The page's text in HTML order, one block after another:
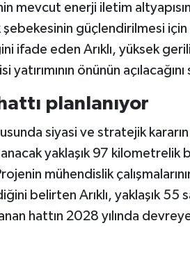
mevcut enerji iletim
güçlendirilmesi
ifade eden Arıklı, yüksek
önünün
planlanıyor
siyasi ve stratejik kararın
yaklaşık 97 kilometrelik
mühendislik
belirten Arıklı, yaklaşık 55
hattın 2028 yılında devreye